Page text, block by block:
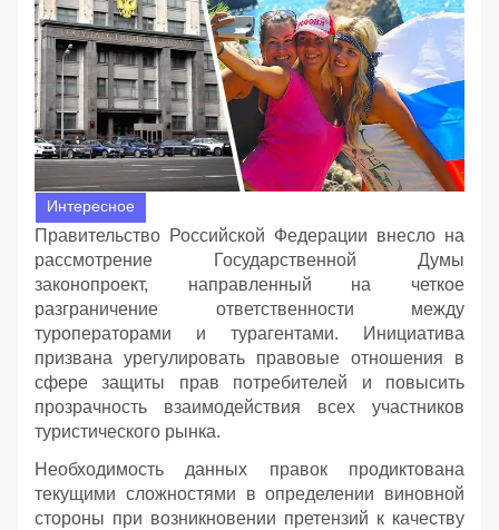
Интересное
Правительство Российской Федерации внесло на
рассмотрение Государственной Думы
законопроект, направленный на четкое
разграничение ответственности между
туроператорами и турагентами. Инициатива
призвана урегулировать правовые отношения в
сфере защиты прав потребителей и повысить
прозрачность взаимодействия всех участников
туристического рынка.
Необходимость данных правок продиктована
текущими сложностями в определении виновной
стороны при возникновении претензий к качеству